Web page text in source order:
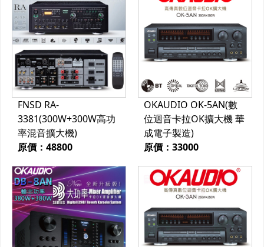
FNSD RA-
3381(300W+300W高功
率混音擴大機)
原價：48800
OKAUDIO OK-5AN(數
位迴音卡拉OK擴大機 華
成電子製造)
原價：33000